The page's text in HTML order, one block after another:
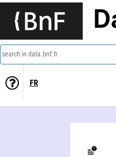
search in data.bnf.fr
FR